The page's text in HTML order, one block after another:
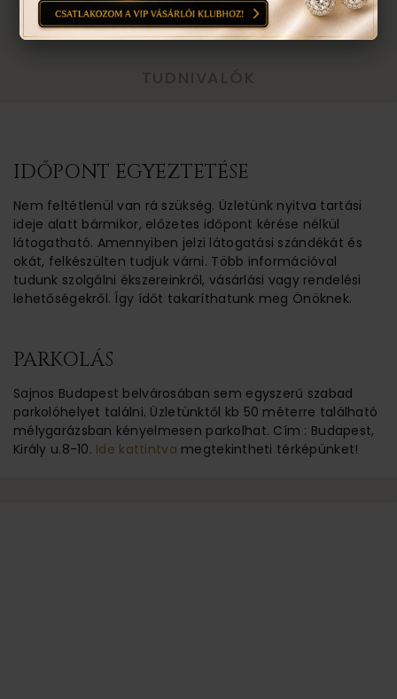
TOVÁBBI INFORMÁCIÓ
IDŐPONT EGYEZTETÉSE
Nem feltétlenül van rá szükség. Üzletünk nyitva tartási
ideje alatt bármikor, előzetes időpont kérése nélkül
látogatható. Amennyiben jelzi látogatási szándékát és
okát, felkészülten tudjuk várni. Több információval
tudunk szolgálni ékszereinkről, vásárlási vagy rendelési
lehetőségekről. Így ídőt takaríthatunk meg Önöknek.
PARKOLÁS
Sajnos Budapest belvárosában sem egyszerű szabad
parkolóhelyet találni. Üzletünktől kb 50 méterre található
mélygarázsban kényelmesen parkolhat. Cím : Budapest,
Király u.8-10. Ide kattintva megtekintheti térképünket!